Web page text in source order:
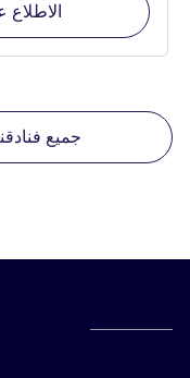
الاطلاع
جميع